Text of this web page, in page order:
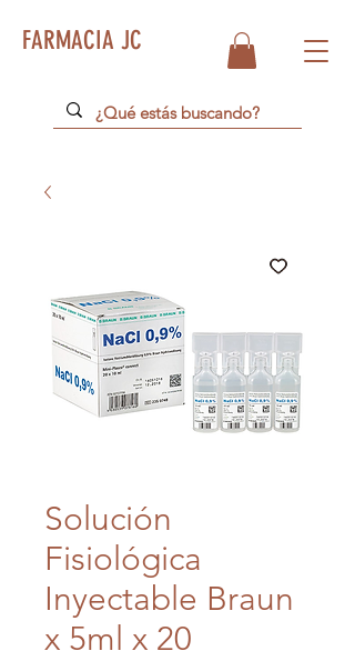
FARMACIA JC
Solución
Fisiológica
Inyectable Braun
x 5ml x 20